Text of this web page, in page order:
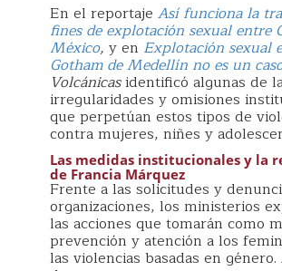
En el reportaje Así funciona la
fines de explotación sexual entre
México, y en Explotación sexual
Gotham de Medellín no es un
Volcánicasidentificó algunas de
irregularidades y omisiones
que perpetúan estos tipos de
contra mujeres, niñes y
Las medidas institucionales y la
de Francia Márquez
Frente a las solicitudes y
organizaciones, los ministerios
las acciones que tomarán como
prevención y atención a los
las violencias basadas en